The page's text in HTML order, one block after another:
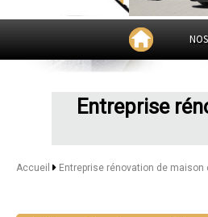
Entreprise
Accueil Entreprise rénovation de